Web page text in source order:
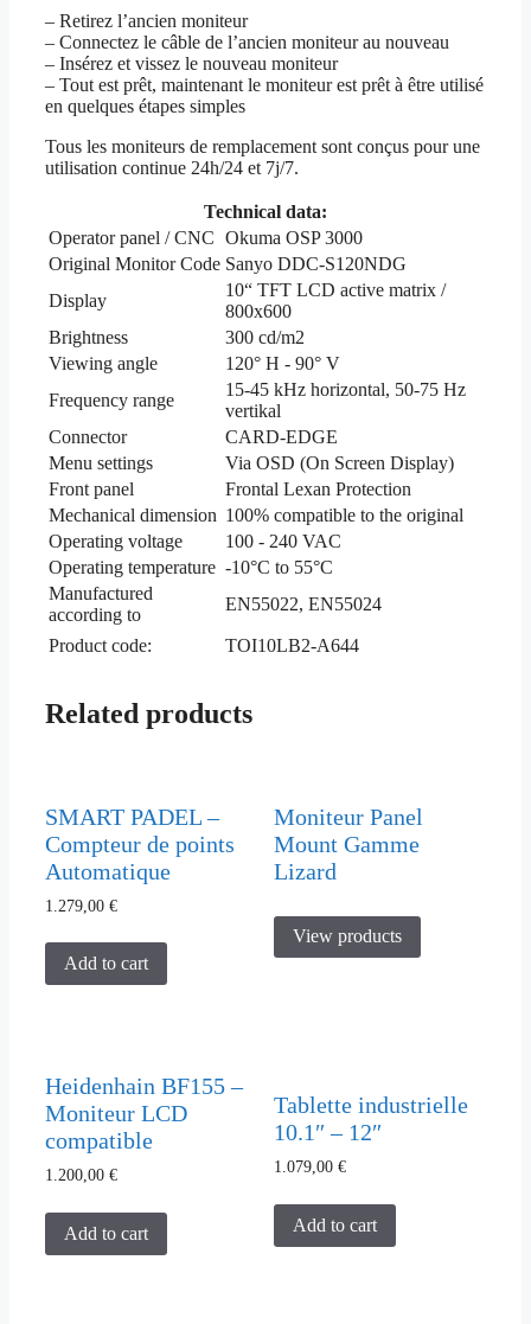
– Retirez l’ancien moniteur
– Connectez le câble de l’ancien moniteur au nouveau
– Insérez et vissez le nouveau moniteur
– Tout est prêt, maintenant le moniteur est prêt à être utilisé
en quelques étapes simples
Tous les moniteurs de remplacement sont conçus pour une
utilisation continue 24h/24 et 7j/7.
Technical data:
Operator panel / CNC Okuma OSP 3000
Original Monitor Code Sanyo DDC-S120NDG
Display
10“ TFT LCD active matrix /
800x600
Brightness
300 cd/m2
Viewing angle
120° H - 90° V
Frequency range
15-45 kHz horizontal, 50-75 Hz
vertikal
Connector
CARD-EDGE
Menu settings
Via OSD (On Screen Display)
Front panel
Frontal Lexan Protection
Mechanical dimension 100% compatible to the original
Operating voltage
100 - 240 VAC
Operating temperature -10°C to 55°C
Manufactured
according to
EN55022, EN55024
Product code: TOI10LB2-A644
Related products
SMART PADEL –
Compteur de points
Automatique
1.279,00 €
Add to cart
Moniteur Panel
Mount Gamme
Lizard
View products
Heidenhain BF155 –
Moniteur LCD
compatible
1.200,00 €
Add to cart
Tablette industrielle
10.1″ – 12″
1.079,00€
Add to cart